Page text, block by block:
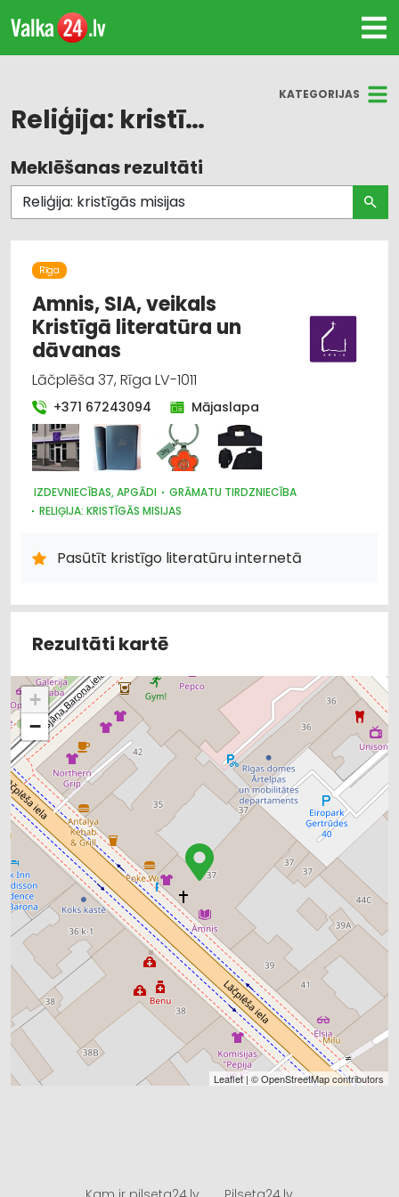
KATEGORIJAS
Reliģija: kristīgās misijas
Visas nozares
Grāmatu tirdzniecība
Reliģija: kristīgās misijas
Meklēšanas rezultāti
Rīga
Amnis, SIA, veikals
Kristīgā literatūra un
dāvanas
Lāčplēša 37, Rīga LV-1011
+371 67243094 Mājaslapa
IZDEVNIECĪBAS, APGĀDI
GRĀMATU TIRDZNIECĪBA
RELIĢIJA: KRISTĪGĀS MISIJAS
Pasūtīt kristīgo literatūru internetā
Rezultāti kartē
+
−
Leaflet| ©OpenStreetMapcontributors